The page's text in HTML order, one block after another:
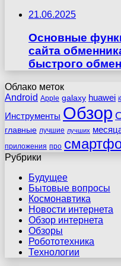
21.06.2025
Основные
сайта
быстрого
Облако меток
Android Apple galaxy huawei
Инструменты Обзор
главные лучшие лучших
приложения про
Рубрики
Будущее
Бытовые вопросы
Космонавтика
Новости интернета
Обзор интернета
Обзоры
Робототехника
Технологии